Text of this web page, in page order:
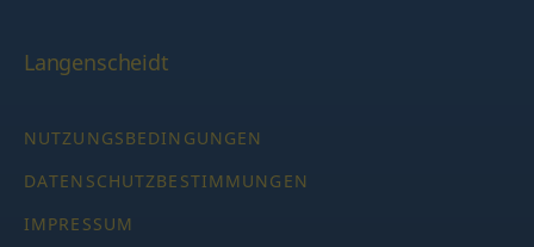
Langenscheidt
NUTZUNGSBEDINGUNGEN
DATENSCHUTZBESTIMMUNGEN
IMPRESSUM